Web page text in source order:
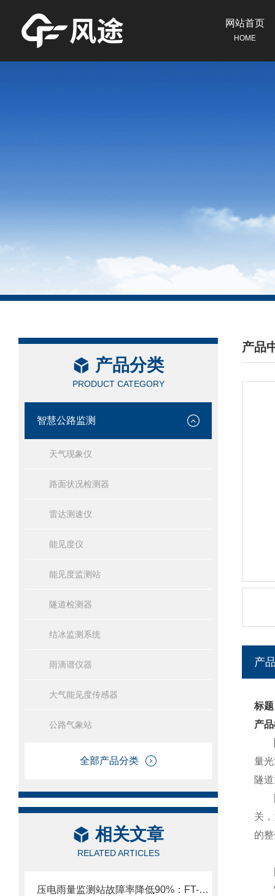
网站首页
HOME
产品分类
PRODUCT CATEGORY
智慧公路监测
天气现象仪
路面状况检测器
雷达测速仪
能见度仪
能见度监测站
隧道检测器
结冰监测系统
雨滴谱仪器
大气能见度传感器
公路气象站
全部产品分类
相关文章
RELATED ARTICLES
压电雨量监测站故障率降低90%：FT-YJ2全固态设计无任何机械部件。
产品
/
产
标
产
量
隧
隧
关
的
隧